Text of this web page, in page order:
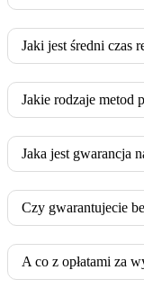
Jaki jest średni czas
Jakie rodzaje metod
Jaka jest gwarancja
Czy gwarantujecie
A co z opłatami za